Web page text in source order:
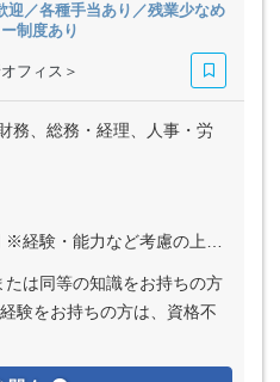
迎／各種手当あり／残業少なめ
制度あり
フィス＞
務、総務・経理、人事・労
考慮の上、決定いたします ※残業代は全額支給
たは同等の知識をお持ちの方
験をお持ちの方は、資格不